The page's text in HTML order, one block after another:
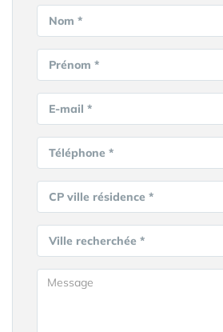
Nom *
Prénom *
E-mail *
Téléphone *
CP ville résidence *
Ville recherchée *